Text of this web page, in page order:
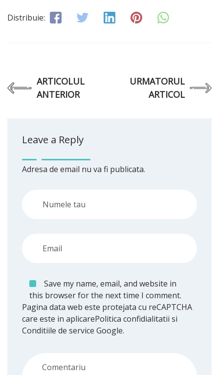
Distribuie:
ARTICOLUL
ANTERIOR
URMATORUL
ARTICOL
Leave a Reply
Adresa de email nu va fi publicata.
Save my name, email, and website in
this browser for the next time I comment.
Pagina data web este protejata cu reCAPTCHA
care este in aplicarePolitica confidialitatii si
Conditiile de service Google.